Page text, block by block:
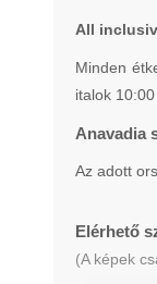
All
Minden
italok
Anavadia
Az adott
Elérhető
(A képek